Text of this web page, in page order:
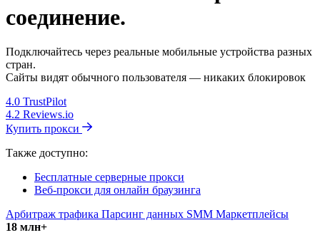
соединение.
Подключайтесь через реальные мобильные устройства разных
стран.
Сайты видят обычного пользователя — никаких блокировок
4.0 TrustPilot
4.2 Reviews.io
Купить прокси
Также доступно:
Бесплатные серверные прокси
Веб-прокси для онлайн браузинга
Арбитраж трафика Парсинг данных SMM Маркетплейсы
18 млн+